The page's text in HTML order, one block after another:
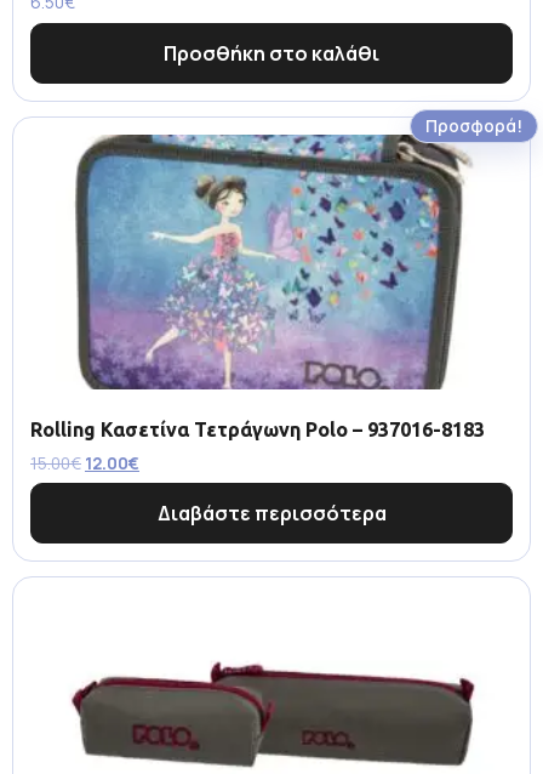
Προσθήκη στο καλάθι
Προσφορά!
Rolling Κασετίνα Τετράγωνη Polo – 937016-8183
15.00€ 12.00€
Διαβάστε περισσότερα